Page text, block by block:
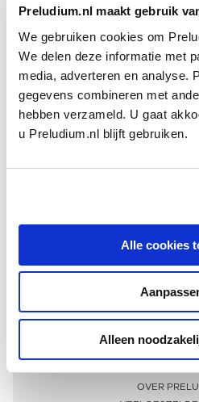
Preludium.nl maakt gebruik
We gebruiken cookies om
We delen deze informatie met
media, adverteren en analyse.
gegevens combineren met
hebben verzameld. U gaat
u Preludium.nl blijft gebruiken.
Alle cookies
Alleen
Meer
OVER